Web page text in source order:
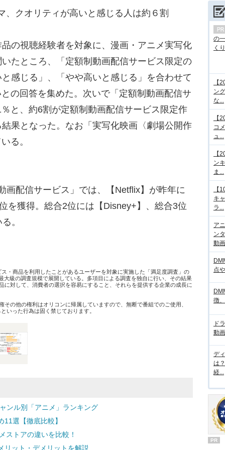
クオリティが高いと感じる人は約６割
の視聴経験者を対象に、漫画・アニメ実写化
たところ、「定額制動画配信サービス限定の
感じる」、「やや高いと感じる」を合わせて
の回答を集めた。次いで「定額制動画配信サ
と、約6割が定額制動画配信サービス限定作
果となった。なお「実写化映画〈劇場公開作
る。
配信サービス」では、【Netflix】が昨年に
を獲得。総合2位には【Disney+】、総合3位
。
・商品を利用したことがあるユーザーを対象に実施した「満足度調査」の
大級の調査規模で展開している。多項目による調査を独自に行い、その結果
に対して、消費者の選択を容易にすること、それらを提供する企業の成長に
の他の権利はオリコンに帰属していますので、無断で番組でのご使用、
いった行為は固く禁じております。
ンル別「アニメ」ランキング
選【徹底比較】
ストアの違いを比較！
リット・デメリットを解説
の
く
【
ン
な...
【
コ
ュ...
【
ン
ま...
【
キ
ラ...
ア
ン
動
点
徴
ド
動
デ
は
経...
PR